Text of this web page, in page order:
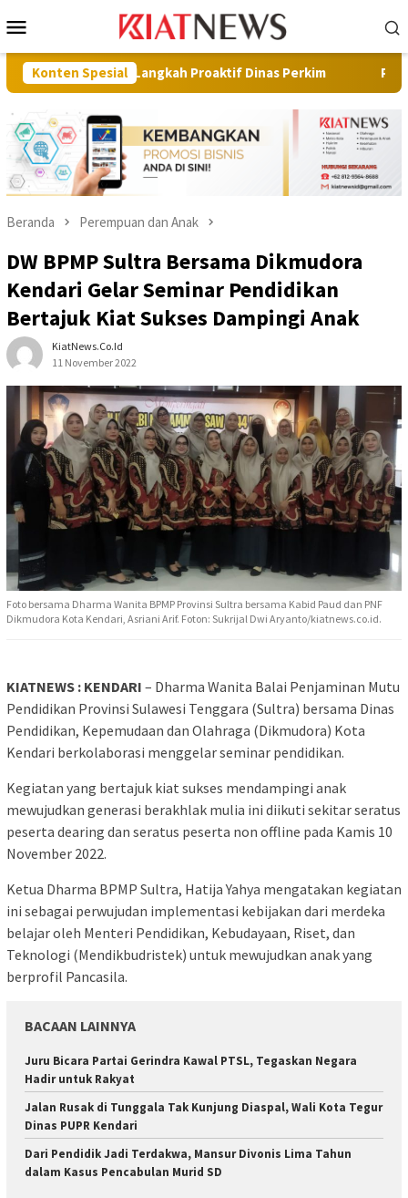
ke
Mobile
Konten Spesial
Langkah Proaktif Dinas Perkim Pilot Project,
Beranda Perempuan dan Anak
DW BPMP Sultra Bersama Dikmudora
Kendari Gelar Seminar Pendidikan
Bertajuk Kiat Sukses Dampingi Anak
KiatNews.co.id
11 November 2022
Foto bersama Dharma Wanita BPMP Provinsi Sultra bersama Kabid Paud dan PNF
Dikmudora Kota Kendari, Asriani Arif. Foton: Sukrijal Dwi Aryanto/kiatnews.co.id.
KIATNEWS : KENDARI – Dharma Wanita Balai Penjaminan Mutu
Pendidikan Provinsi Sulawesi Tenggara (Sultra) bersama Dinas
Pendidikan, Kepemudaan dan Olahraga (Dikmudora) Kota
Kendari berkolaborasi menggelar seminar pendidikan.
Kegiatan yang bertajuk kiat sukses mendampingi anak
mewujudkan generasi berakhlak mulia ini diikuti sekitar seratus
peserta dearing dan seratus peserta non offline pada Kamis 10
November 2022.
Ketua Dharma BPMP Sultra, Hatija Yahya mengatakan kegiatan
ini sebagai perwujudan implementasi kebijakan dari merdeka
belajar oleh Menteri Pendidikan, Kebudayaan, Riset, dan
Teknologi (Mendikbudristek) untuk mewujudkan anak yang
berprofil Pancasila.
BACAAN LAINNYA
‎Juru Bicara Partai Gerindra Kawal PTSL, Tegaskan Negara
Hadir untuk Rakyat
Jalan Rusak di Tunggala Tak Kunjung Diaspal, Wali Kota Tegur
Dinas PUPR Kendari
Dari Pendidik Jadi Terdakwa, Mansur Divonis Lima Tahun
dalam Kasus Pencabulan Murid SD